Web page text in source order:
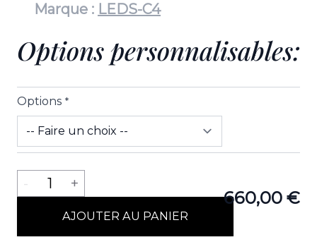
Marque : LEDS-C4
Options personnalisables:
Options *
660,00 €
Quantité
- 1 +
AJOUTER AU PANIER